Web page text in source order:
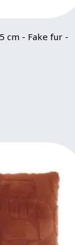
cm - Fake fur -